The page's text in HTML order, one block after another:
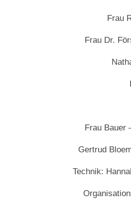
Frau
Frau Dr.
Frau Bauer
Gertrud
Technik: